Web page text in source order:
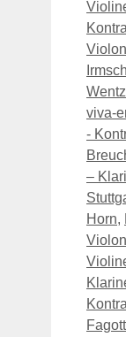
viva-
-
–
Horn,
Fagott